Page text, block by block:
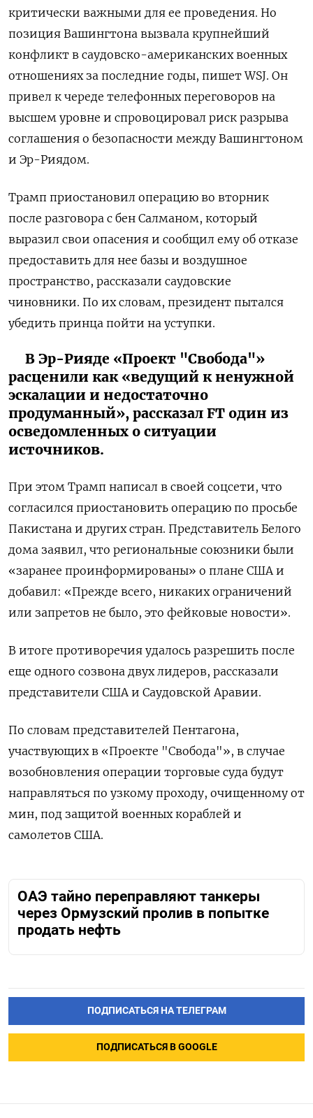
критически важными для ее проведения. Но
позиция Вашингтона вызвала крупнейший
конфликт в саудовско-американских военных
отношениях за последние годы, пишет WSJ. Он
привел к череде телефонных переговоров на
высшем уровне и спровоцировал риск разрыва
соглашения о безопасности между Вашингтоном
и Эр-Риядом.
Трамп приостановил операцию во вторник
после разговора с бен Салманом, который
выразил свои опасения и сообщил ему об отказе
предоставить для нее базы и воздушное
пространство, рассказали саудовские
чиновники. По их словам, президент пытался
убедить принца пойти на уступки.
В Эр-Рияде «Проект "Свобода"»
расценили как «ведущий к ненужной
эскалации и недостаточно
продуманный», рассказал FT один из
осведомленных о ситуации
источников.
При этом Трамп написал в своей соцсети, что
согласился приостановить операцию по просьбе
Пакистана и других стран. Представитель Белого
дома заявил, что региональные союзники были
«заранее проинформированы» о плане США и
добавил: «Прежде всего, никаких ограничений
или запретов не было, это фейковые новости».
В итоге противоречия удалось разрешить после
еще одного созвона двух лидеров, рассказали
представители США и Саудовской Аравии.
По словам представителей Пентагона,
участвующих в «Проекте "Свобода"», в случае
возобновления операции торговые суда будут
направляться по узкому проходу, очищенному от
мин, под защитой военных кораблей и
самолетов США.
ОАЭ тайно переправляют танкеры
через Ормузский пролив в попытке
продать нефть
ПОДПИСАТЬСЯ НА ТЕЛЕГРАМ
ПОДПИСАТЬСЯ В GOOGLE